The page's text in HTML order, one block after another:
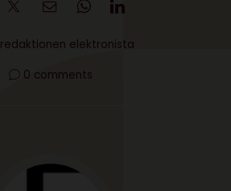
redaktionen elektronista
0 comments